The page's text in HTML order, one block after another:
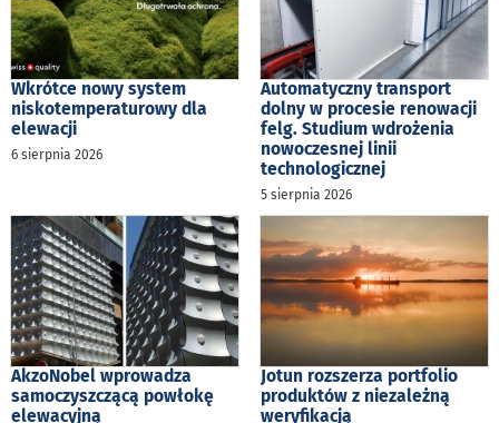
Wkrótce nowy system
niskotemperaturowy dla
elewacji
6 sierpnia 2026
Automatyczny transport
dolny w procesie renowacji
felg. Studium wdrożenia
nowoczesnej linii
technologicznej
5 sierpnia 2026
AkzoNobel wprowadza
samoczyszczącą powłokę
elewacyjną
Jotun rozszerza portfolio
produktów z niezależną
weryfikacją